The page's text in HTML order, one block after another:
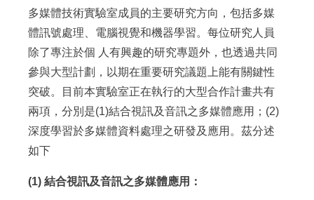
多媒體技術實驗室成員的主要研究方向，包括多媒
體訊號處理、電腦視覺和機器學習。每位研究人員
除了專注於個 人有興趣的研究專題外，也透過共同
參與大型計劃，以期在重要研究議題上能有關鍵性
突破。目前本實驗室正在執行的大型合作計畫共有
兩項，分別是(1)結合視訊及音訊之多媒體應用；(2)
深度學習於多媒體資料處理之研發及應用。茲分述
如下
(1) 結合視訊及音訊之多媒體應用：